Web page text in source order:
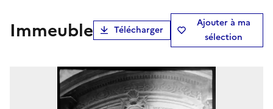
immeuble Télécharger
Ajouter à ma
sélection